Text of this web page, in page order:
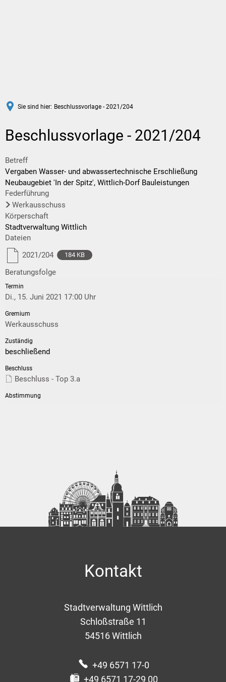
Sie sind hier: Beschlussvorlage - 2021/204
Beschlussvorlage - 2021/204
Betreff
Vergaben Wasser- und abwassertechnische Erschließung
Neubaugebiet 'In der Spitz', Wittlich-Dorf Bauleistungen
Federführung
Werkausschuss
Körperschaft
Stadtverwaltung Wittlich
Dateien
2021/204
184 KB
Beratungsfolge
Di., 15. Juni 2021 17:00 Uhr
Werkausschuss
beschließend
Beschluss - Top 3.a
Kontakt
Stadtverwaltung Wittlich
Schloßstraße 11
54516 Wittlich
+49 6571 17-0
+49 6571 17-29 00